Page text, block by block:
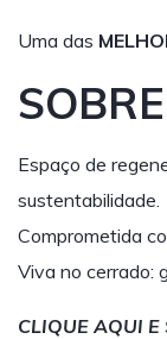
Uma das
SOBRE
Espaço de
sustentabilidade.
Comprometida
Viva no cerrado:
CLIQUE AQUI